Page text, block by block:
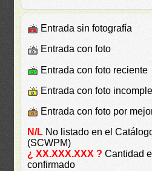
Entrada sin fotografía
Entrada con foto
Entrada con foto reciente
Entrada con foto
Entrada con foto por
N/L No listado en el
(SCWPM)
¿ XX.XXX.XXX ? Cantidad
confirmado